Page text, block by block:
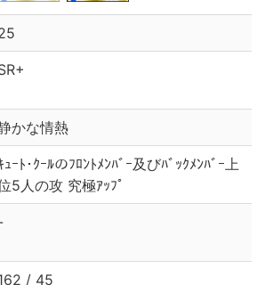
かな情熱
ｭｰﾄ･ｸｰﾙのﾌﾛﾝﾄﾒﾝﾊﾞｰ及びﾊﾞｯｸﾒﾝﾊﾞｰ上
5人の攻 究極ｱｯﾌﾟ
/ 45